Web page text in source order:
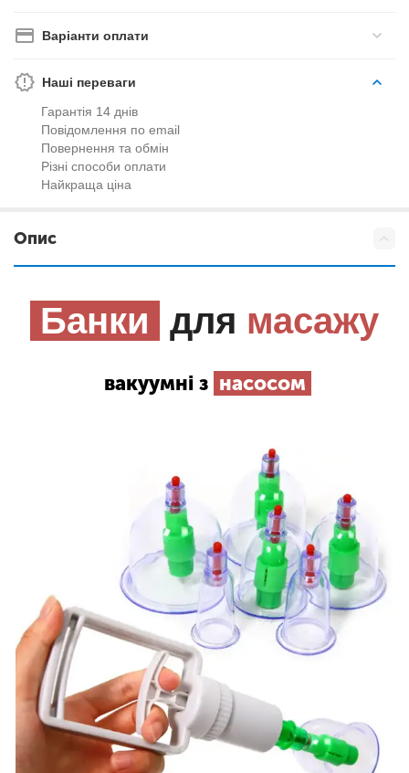
Варіанти оплати
Наші переваги
Гарантія 14 днів
Повідомлення по email
Повернення та обмін
Різні способи оплати
Найкраща ціна
Опис
Банки для масажу
вакуумні з насосом